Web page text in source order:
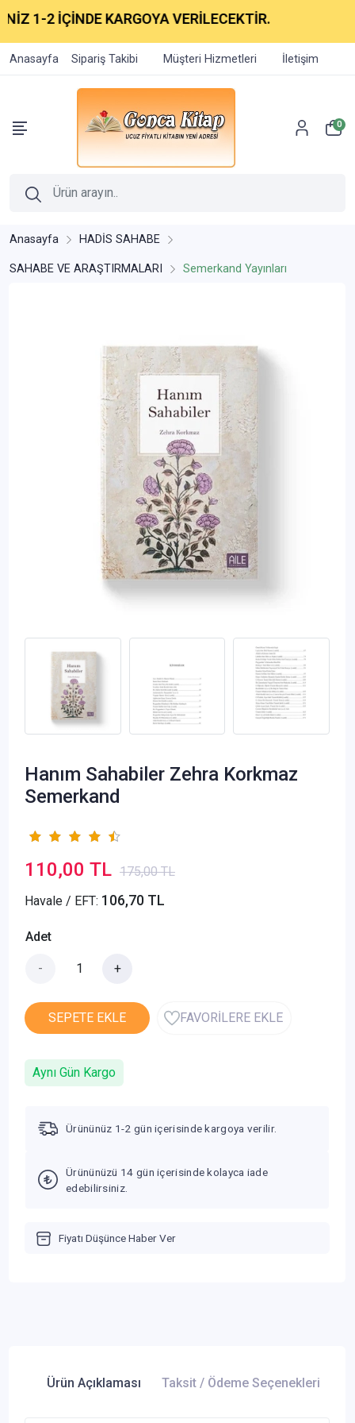
1-2 İÇİNDE KARGOYA VERİLECEKTİR.
Anasayfa Sipariş Takibi Müşteri Hizmetleri İletişim
0
Anasayfa HADİS SAHABE
SAHABE VE ARAŞTIRMALARI Semerkand Yayınları
Hanım Sahabiler Zehra Korkmaz
Semerkand
110,00 TL 175,00 TL
Havale / EFT: 106,70 TL
Adet
- +
SEPETE EKLE FAVORİLERE EKLE
Aynı Gün Kargo
Ürününüz 1-2 gün içerisinde kargoya verilir.
Ürününüzü 14 gün içerisinde kolayca iade
edebilirsiniz.
Fiyatı Düşünce Haber Ver
Ürün Açıklaması Taksit / Ödeme Seçenekleri